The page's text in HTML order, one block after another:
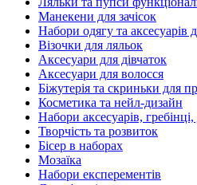
Манекени для зачісок
Набори одягу та аксесуарів
Візочки для ляльок
Аксесуари для дівчаток
Аксесуари для волосся
Біжутерія та скриньки для
Косметика та нейл-дизайн
Набори аксесуарів,
Творчість та розвиток
Бісер в наборах
Мозаїка
Набори експерементів